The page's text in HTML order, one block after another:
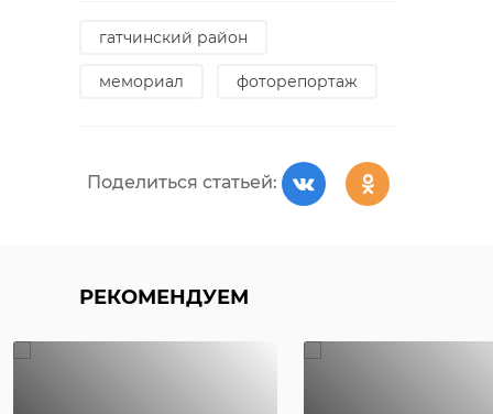
гатчинский район
мемориал фоторепортаж
Поделиться статьей:
РЕКОМЕНДУЕМ